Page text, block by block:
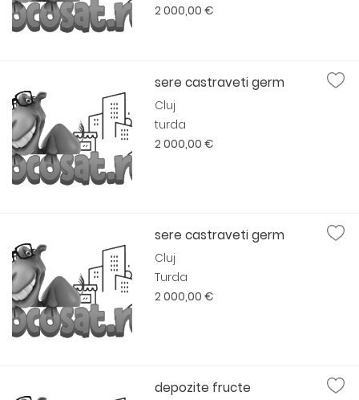
2 000,00 €
sere castraveti germ
Cluj
turda
2 000,00 €
sere castraveti germ
Cluj
Turda
2 000,00 €
depozite fructe